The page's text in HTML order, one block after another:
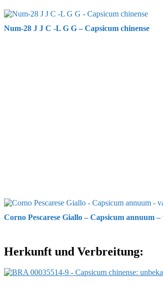
Num-28 J J C -L G G – Capsicum chinense
Corno Pescarese Giallo – Capsicum annuum
Herkunft und Verbreitung: